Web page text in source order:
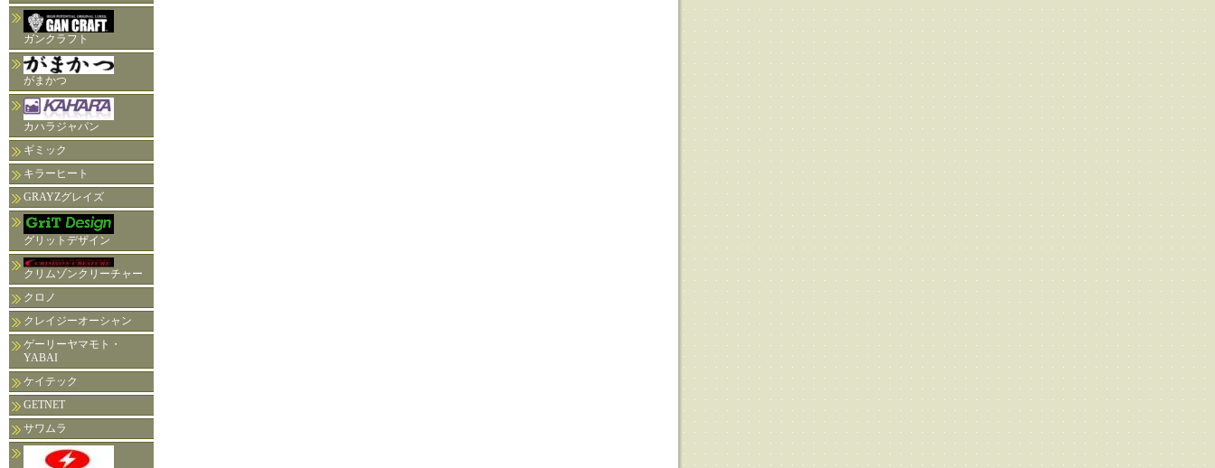
ガンクラフト
がまかつ
カハラジャパン
ギミック
キラーヒート
GRAYZグレイズ
グリットデザイン
クリムゾンクリーチャー
クロノ
クレイジーオーシャン
ゲーリーヤマモト・
YABAI
ケイテック
GETNET
サワムラ